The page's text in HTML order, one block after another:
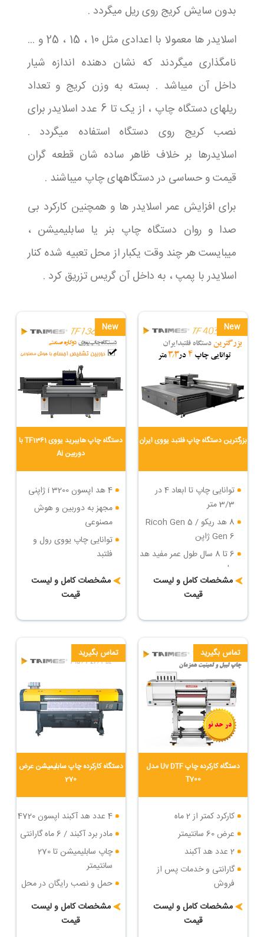
بدون سایش کریج روی ریل میگردد .
اسلایدر ها معمولا با اعدادی مثل 10 ، 15 ، 25 و ...
نامگذاری میگردند که نشان دهنده اندازه شیار
داخل آن میباشد . بسته به وزن کریج و تعداد
ریلهای دستگاه چاپ ، از یک تا 6 عدد اسلایدر برای
نصب کریج روی دستگاه استفاده میگردد .
اسلایدرها بر خلاف ظاهر ساده شان قطعه گران
قیمت و حساسی در دستگاههای چاپ میباشند .
برای افزایش عمر اسلایدر ها و همچنین کارکرد بی
صدا و روان دستگاه چاپ بنر یا سابلیمیشن ،
میبایست هر چند وقت یکبار از محل تعبیه شده کنار
اسلایدر با پمپ ، به داخل آن گریس تزریق کرد .
New
دستگاه چاپ هایبرید یووی TF1361 با
دوربین Ai
4 هد اپسون i 3200 ژاپنی
مجهز به دوربین و هوش
مصنوعی
توانایی چاپ یووی رول و
فلتبد
در ساعت
دارای روتاری جهت چاپ روی
اجسام مدور
مشخصات کامل و لیست
قیمت
New
بزرگترین دستگاه چاپ فلتبد یووی ایران
توانایی چاپ تا ابعاد 4 در
3/3 متر
8 هد ریکو Ricoh Gen 5 /
Gen 6 ژاپن
6 تا 8 سال طول عمر مفید هد
چاپ
سرعت چاپ : تا 84 مترمربع
بزرگترین دستگاه چاپ فلتبد
مشخصات کامل و لیست
قیمت
تماس بگیرید
دستگاه کارکرده چاپ سابلیمیشن عرض
270
4 عدد هد آکبند اپسون 4720
مادر برد آکبند / 6 ماه گارانتی
چاپ سابلیمیشن تا 270
سانتیمتر
حمل و نصب رایگان در محل
شرایط پرداخت اقساطی
مشخصات کامل و لیست
قیمت
تماس بگیرید
دستگاه کارکرده چاپ Uv DTF مدل
T700
کارکرد کمتر از 2 ماه
عرض 60 سانتیمتر
2 عدد هد آکبند
گارانتی و خدمات پس از
فروش
حمل و نصب رایگان
مشخصات کامل و لیست
قیمت